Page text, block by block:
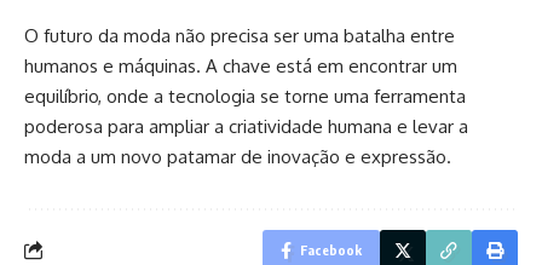
O futuro da moda não precisa ser uma batalha entre
humanos e máquinas. A chave está em encontrar um
equilíbrio, onde a tecnologia se torne uma ferramenta
poderosa para ampliar a criatividade humana e levar a
moda a um novo patamar de inovação e expressão.
Facebook